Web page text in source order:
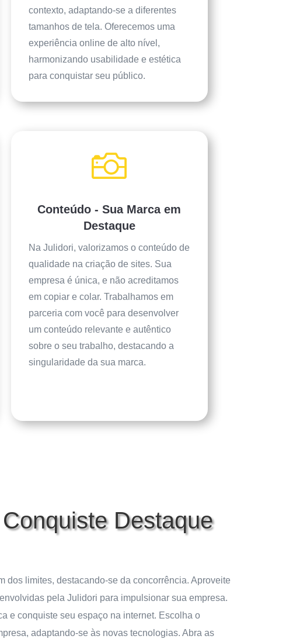
contexto, adaptando-se a diferentes
tamanhos de tela. Oferecemos uma
experiência online de alto nível,
harmonizando usabilidade e estética
para conquistar seu público.

Conteúdo - Sua Marca em
Destaque
Na Julidori, valorizamos o conteúdo de
qualidade na criação de sites. Sua
empresa é única, e não acreditamos
em copiar e colar. Trabalhamos em
parceria com você para desenvolver
um conteúdo relevante e autêntico
sobre o seu trabalho, destacando a
singularidade da sua marca.
Destaque
dos limites, destacando-se da concorrência. Aproveite
pela Julidori para impulsionar sua empresa.
e conquiste seu espaço na internet. Escolha o
adaptando-se às novas tecnologias. Abra as